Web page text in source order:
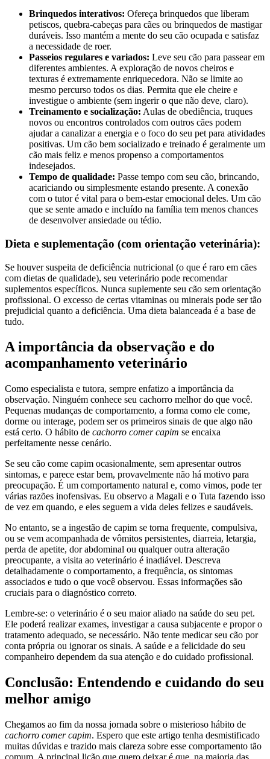
Brinquedos interativos: Ofereça brinquedos que liberam
petiscos, quebra-cabeças para cães ou brinquedos de mastigar
duráveis. Isso mantém a mente do seu cão ocupada e satisfaz
a necessidade de roer.
Passeios regulares e variados: Leve seu cão para passear em
diferentes ambientes. A exploração de novos cheiros e
texturas é extremamente enriquecedora. Não se limite ao
mesmo percurso todos os dias. Permita que ele cheire e
investigue o ambiente (sem ingerir o que não deve, claro).
Treinamento e socialização: Aulas de obediência, truques
novos ou encontros controlados com outros cães podem
ajudar a canalizar a energia e o foco do seu pet para atividades
positivas. Um cão bem socializado e treinado é geralmente um
cão mais feliz e menos propenso a comportamentos
indesejados.
Tempo de qualidade: Passe tempo com seu cão, brincando,
acariciando ou simplesmente estando presente. A conexão
com o tutor é vital para o bem-estar emocional deles. Um cão
que se sente amado e incluído na família tem menos chances
de desenvolver ansiedade ou tédio.
Dieta e suplementação (com orientação veterinária):
Se houver suspeita de deficiência nutricional (o que é raro em cães
com dietas de qualidade), seu veterinário pode recomendar
suplementos específicos. Nunca suplemente seu cão sem orientação
profissional. O excesso de certas vitaminas ou minerais pode ser tão
prejudicial quanto a deficiência. Uma dieta balanceada é a base de
tudo.
A importância da observação e do
acompanhamento veterinário
Como especialista e tutora, sempre enfatizo a importância da
observação. Ninguém conhece seu cachorro melhor do que você.
Pequenas mudanças de comportamento, a forma como ele come,
dorme ou interage, podem ser os primeiros sinais de que algo não
está certo. O hábito de cachorro comer capim se encaixa
perfeitamente nesse cenário.
Se seu cão come capim ocasionalmente, sem apresentar outros
sintomas, e parece estar bem, provavelmente não há motivo para
preocupação. É um comportamento natural e, como vimos, pode ter
várias razões inofensivas. Eu observo a Magali e o Tuta fazendo isso
de vez em quando, e eles seguem a vida deles felizes e saudáveis.
No entanto, se a ingestão de capim se torna frequente, compulsiva,
ou se vem acompanhada de vômitos persistentes, diarreia, letargia,
perda de apetite, dor abdominal ou qualquer outra alteração
preocupante, a visita ao veterinário é inadiável. Descreva
detalhadamente o comportamento, a frequência, os sintomas
associados e tudo o que você observou. Essas informações são
cruciais para o diagnóstico correto.
Lembre-se: o veterinário é o seu maior aliado na saúde do seu pet.
Ele poderá realizar exames, investigar a causa subjacente e propor o
tratamento adequado, se necessário. Não tente medicar seu cão por
conta própria ou ignorar os sinais. A saúde e a felicidade do seu
companheiro dependem da sua atenção e do cuidado profissional.
Conclusão: Entendendo e cuidando do seu
melhor amigo
Chegamos ao fim da nossa jornada sobre o misterioso hábito de
cachorro comer capim. Espero que este artigo tenha desmistificado
muitas dúvidas e trazido mais clareza sobre esse comportamento tão